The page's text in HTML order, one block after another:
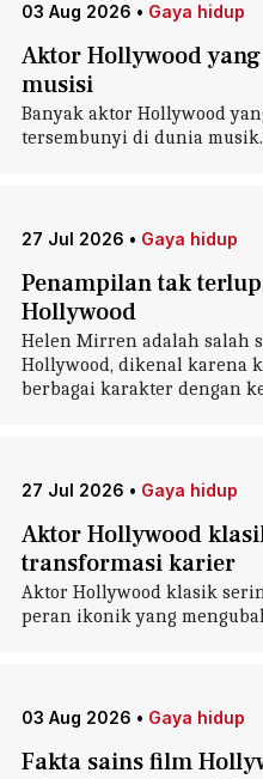
03 Aug 2026 • Gaya hidup
Aktor Hollywood
musisi
Banyak aktor Hollywood
tersembunyi di dunia musik.
27 Jul 2026 • Gaya hidup
Penampilan tak
Hollywood
Helen Mirren adalah salah
Hollywood, dikenal karena
berbagai karakter dengan
27 Jul 2026 • Gaya hidup
Aktor Hollywood
transformasi karier
Aktor Hollywood klasik
peran ikonik yang
03 Aug 2026 • Gaya hidup
Fakta sains film